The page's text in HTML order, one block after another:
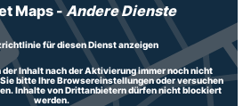
Maps -Andere Dienste
für diesen Dienst anzeigen
der Inhalt nach der Aktivierung immer noch nicht
bitte Ihre Browsereinstellungen oder versuchen
Inhalte von Drittanbietern dürfen nicht blockiert
werden.